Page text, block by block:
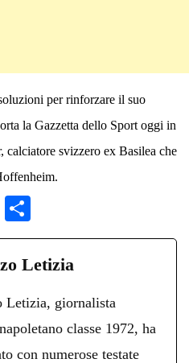
per rinforzare il suo
la Gazzetta dello Sport oggi in
calciatore svizzero ex Basilea che
Li
on
di
di
Letizia
Letizia, giornalista
classe 1972, ha
con numerose testate